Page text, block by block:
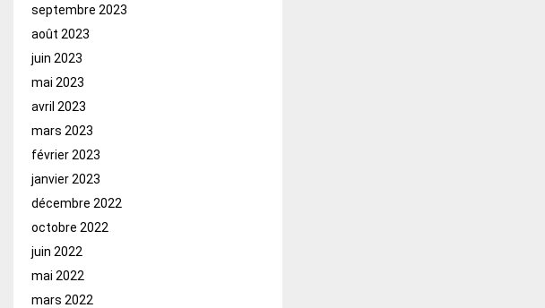
septembre 2023
août 2023
juin 2023
mai 2023
avril 2023
mars 2023
février 2023
janvier 2023
décembre 2022
octobre 2022
juin 2022
mai 2022
mars 2022